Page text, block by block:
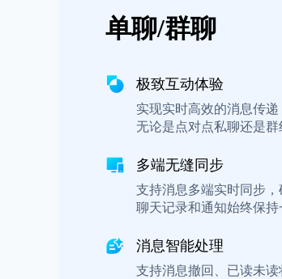
单聊/群聊
极致互动体验
实现实时高效的消息传
无论是点对点私聊还是群
多端无缝同步
支持消息多端实时同步，
聊天记录和通知始终保持
消息智能处理
支持消息撤回、已读未读